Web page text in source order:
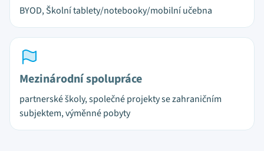
BYOD, Školní tablety/notebooky/mobilní učebna
Mezinárodní spolupráce
partnerské školy, společné projekty se zahraničním
subjektem, výměnné pobyty